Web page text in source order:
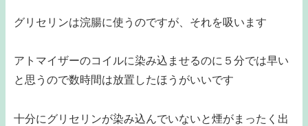
グリセリンは浣腸に使うのですが、それを吸います
アトマイザーのコイルに染み込ませるのに５分では早い
と思うので数時間は放置したほうがいいです
十分にグリセリンが染み込んでいないと煙がまったく出